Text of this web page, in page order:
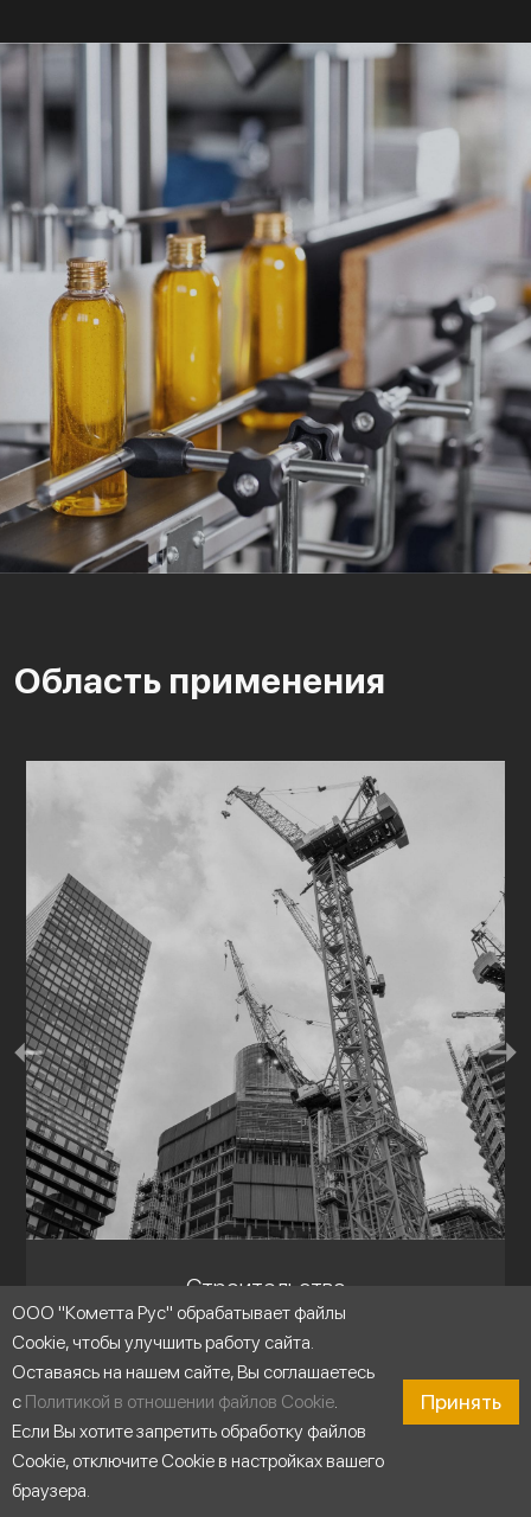
Область применения
Строительство
ООО "Кометта Рус" обрабатывает файлы
Cookie, чтобы улучшить работу сайта.
Оставаясь на нашем сайте, Вы соглашаетесь
с Политикой в отношении файлов Cookie.
Если Вы хотите запретить обработку файлов
Cookie, отключите Cookie в настройках вашего
браузера.
Принять